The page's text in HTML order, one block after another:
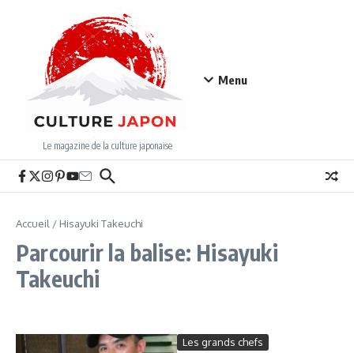
Le magazine de la culture japonaise
Menu
Accueil / Hisayuki Takeuchi
Parcourir la balise: Hisayuki
Takeuchi
Les grands chefs